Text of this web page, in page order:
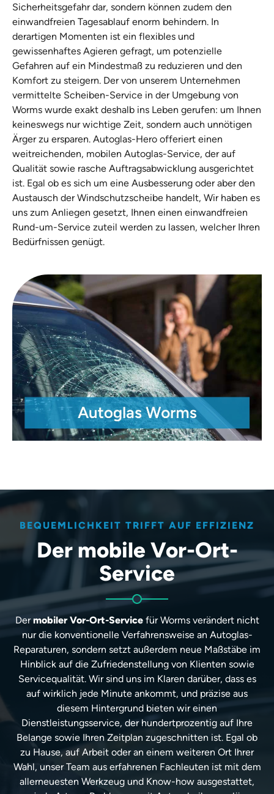
Sicherheitsgefahr dar, sondern können zudem den
einwandfreien Tagesablauf enorm behindern. In
derartigen Momenten ist ein flexibles und
gewissenhaftes Agieren gefragt, um potenzielle
Gefahren auf ein Mindestmaß zu reduzieren und den
Komfort zu steigern. Der von unserem Unternehmen
vermittelte Scheiben-Service in der Umgebung von
Worms wurde exakt deshalb ins Leben gerufen: um Ihnen
keineswegs nur wichtige Zeit, sondern auch unnötigen
Ärger zu ersparen. Autoglas-Hero offeriert einen
weitreichenden, mobilen Autoglas-Service, der auf
Qualität sowie rasche Auftragsabwicklung ausgerichtet
ist. Egal ob es sich um eine Ausbesserung oder aber den
Austausch der Windschutzscheibe handelt, Wir haben es
uns zum Anliegen gesetzt, Ihnen einen einwandfreien
Rund-um-Service zuteil werden zu lassen, welcher Ihren
Bedürfnissen genügt.
BEQUEMLICHKEIT TRIFFT AUF EFFIZIENZ
Der mobile Vor-Ort-
Service
Dermobiler Vor-Ort-Servicefür Worms verändert nicht
nur die konventionelle Verfahrensweise an Autoglas-
Reparaturen, sondern setzt außerdem neue Maßstäbe im
Hinblick auf die Zufriedenstellung von Klienten sowie
Servicequalität. Wir sind uns im Klaren darüber, dass es
auf wirklich jede Minute ankommt, und präzise aus
diesem Hintergrund bieten wir einen
Dienstleistungsservice, der hundertprozentig auf Ihre
Belange sowie Ihren Zeitplan zugeschnitten ist. Egal ob
zu Hause, auf Arbeit oder an einem weiteren Ort Ihrer
Wahl, unser Team aus erfahrenen Fachleuten ist mit dem
allerneuesten Werkzeug und Know-how ausgestattet,